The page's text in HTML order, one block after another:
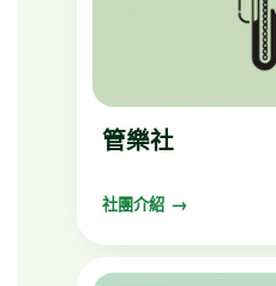
管樂社
社團介紹